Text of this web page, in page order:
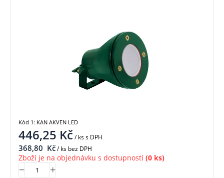
446,25 Kč/ kss DPH
368,80 Kč/ ks bez DPH
Zboží je na objednávku s dostupností (0 ks)
Kód 1: KAN AKVEN LED